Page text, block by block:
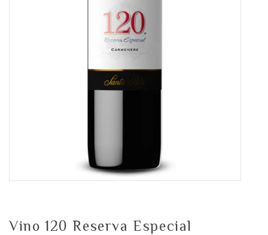
Vino 120 Reserva Especial